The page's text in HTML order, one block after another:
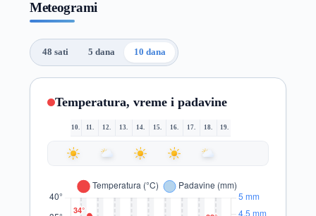
Meteogrami
48 sati 5 dana 10 dana
Temperatura, vreme i padavine
10. 11. 12. 13. 14. 15. 16. 17. 18. 19.